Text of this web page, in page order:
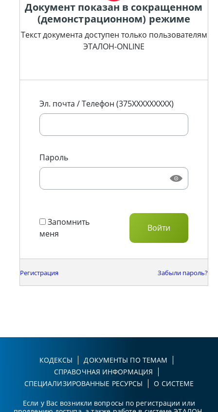
Документ показан в сокращенном
(демонстрационном) режиме
Текст документа доступен только пользователям
ЭТАЛОН-ONLINE
Эл. почта / Телефон (375XXXXXXXXX)
Пароль
Запомнить
меня
Регистрация Забыли пароль?
КОДЕКСЫ
ДОКУМЕНТЫ ПО ТЕМАМ
СПРАВОЧНАЯ ИНФОРМАЦИЯ
СПЕЦИАЛИЗИРОВАННЫЕ РЕСУРСЫ
О СИСТЕМЕ
Если у Вас возникли вопросы по регистрации или